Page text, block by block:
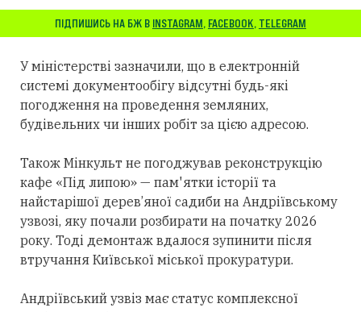
ПІДПИШИСЬ НА БЖ В INSTAGRAM, FACEBOOK, TELEGRAM
У міністерстві зазначили, що в електронній
системі документообігу відсутні будь-які
погодження на проведення земляних,
будівельних чи інших робіт за цією адресою.
Також Мінкульт не погоджував реконструкцію
кафе «Під липою» — пам'ятки історії та
найстарішої дерев’яної садиби на Андріївському
узвозі, яку почали розбирати на початку 2026
року. Тоді демонтаж вдалося зупинити після
втручання Київської міської прокуратури.
Андріївський узвіз має статус комплексної